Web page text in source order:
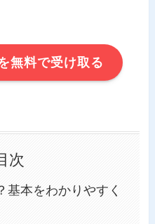
無料で受け取る
次
基本をわかりやすく